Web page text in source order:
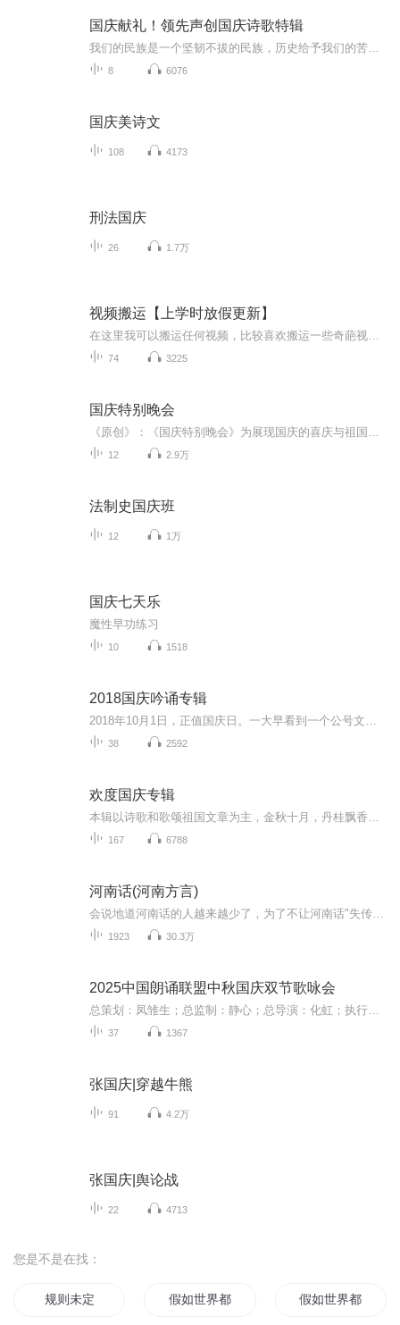
国庆献礼！领先声创国庆诗歌特辑
8 6076
国庆美诗文
108 4173
刑法国庆
26 1.7万
视频搬运【上学时放假更新】
74 3225
国庆特别晚会
12 2.9万
法制史国庆班
12 1万
国庆七天乐
魔性早功练习
10 1518
2018国庆吟诵专辑
38 2592
欢度国庆专辑
167 6788
河南话(河南方言)
1923 30.3万
2025中国朗诵联盟中秋国庆双节歌咏会
37 1367
张国庆|穿越牛熊
91 4.2万
张国庆|舆论战
22 4713
您是不是在找：
规则未定 假如世界都被设定 假如世界都被设